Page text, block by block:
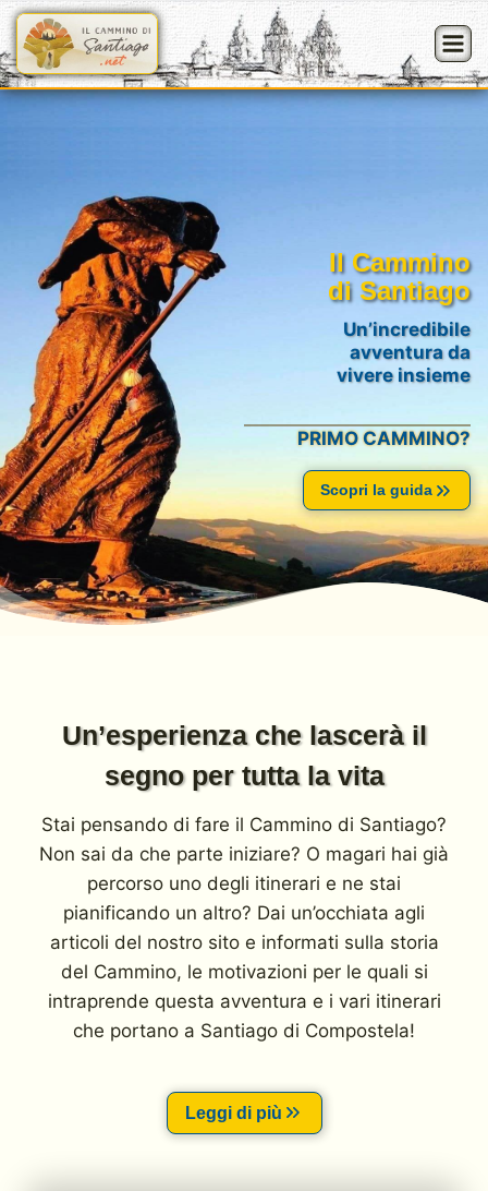
Saltar
al
contenido
Il Cammino
di Santiago
Un’incredibile
avventura da
vivere insieme
PRIMO CAMMINO?
Scopri la guida
Un’esperienza che lascerà il
segno per tutta la vita
Stai pensando di fare il Cammino di Santiago?
Non sai da che parte iniziare? O magari hai già
percorso uno degli itinerari e ne stai
pianificando un altro? Dai un’occhiata agli
articoli del nostro sito e informati sulla storia
del Cammino, le motivazioni per le quali si
intraprende questa avventura e i vari itinerari
che portano a Santiago di Compostela!
Leggi di più